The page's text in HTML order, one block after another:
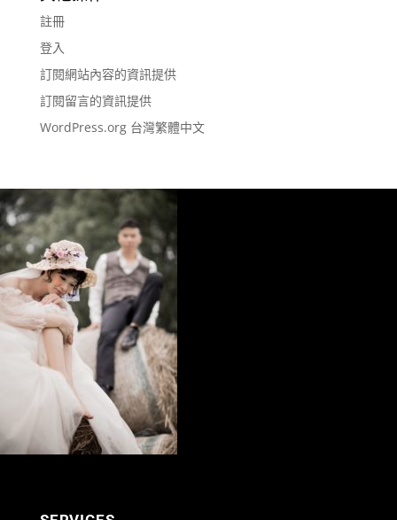
註冊
登入
訂閱網站內容的資訊提供
訂閱留言的資訊提供
WordPress.org 台灣繁體中文